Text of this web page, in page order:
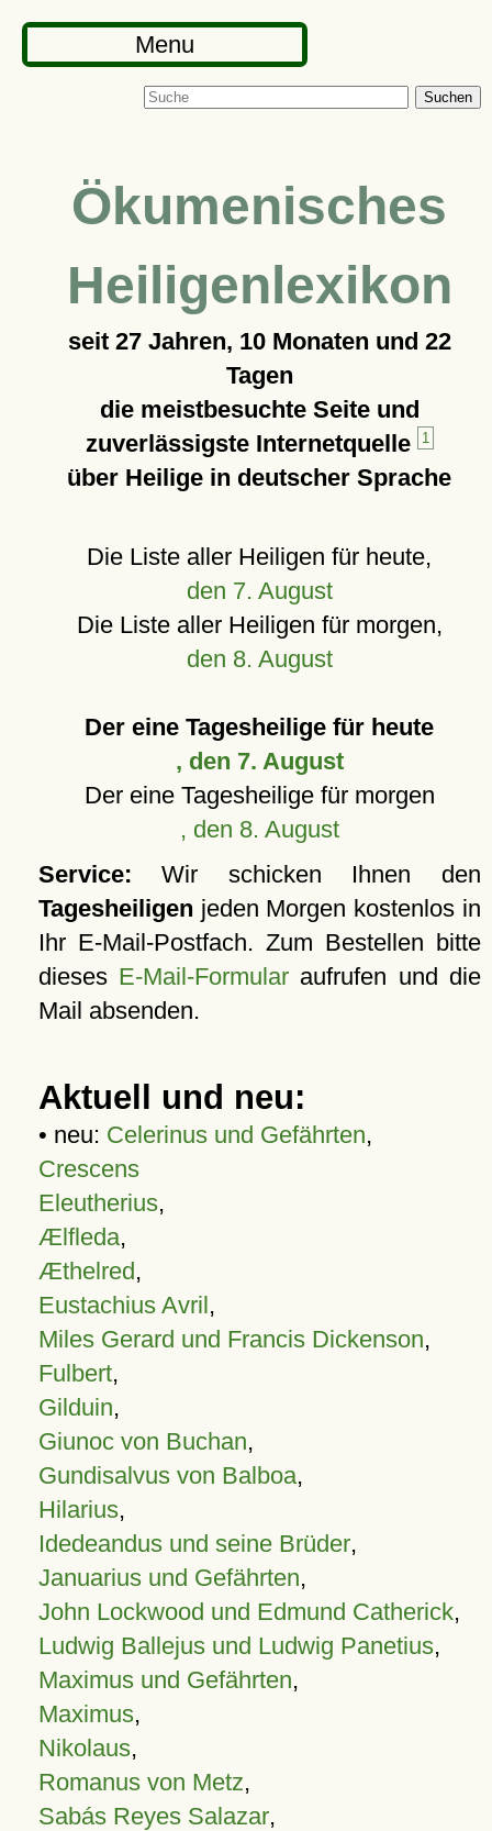
Menu
Suchen
Ökumenisches
Heiligenlexikon
seit 27 Jahren, 10 Monaten und 22
Tagen
die meistbesuchte Seite und
zuverlässigste Internetquelle
1
über Heilige in deutscher Sprache
Die Liste aller Heiligen für heute,
den 7. August
Die Liste aller Heiligen für morgen,
den 8. August
Der eine Tagesheilige für heute
, den 7. August
Der eine Tagesheilige für morgen
, den 8. August
Service: Wir schicken Ihnen den
Tagesheiligen jeden Morgen kostenlos in
Ihr E-Mail-Postfach. Zum Bestellen bitte
dieses E-Mail-Formular aufrufen und die
Mail absenden.
Aktuell und neu:
• neu: Celerinus und Gefährten,
Crescens
Eleutherius,
Ælfleda,
Æthelred,
Eustachius Avril,
Miles Gerard und Francis Dickenson,
Fulbert,
Gilduin,
Giunoc von Buchan,
Gundisalvus von Balboa,
Hilarius,
Idedeandus und seine Brüder,
Januarius und Gefährten,
John Lockwood und Edmund Catherick,
Ludwig Ballejus und Ludwig Panetius,
Maximus und Gefährten,
Maximus,
Nikolaus,
Romanus von Metz,
Sabás Reyes Salazar,